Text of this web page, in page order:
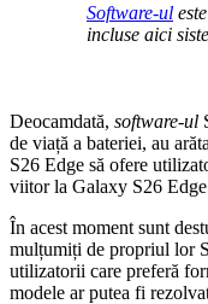
Software-ul
incluse aici
Deocamdată, software-ul
de viață a bateriei, au
S26 Edge să ofere
viitor la Galaxy S26
În acest moment sunt
mulțumiți de propriul lor
utilizatorii care preferă
modele ar putea fi